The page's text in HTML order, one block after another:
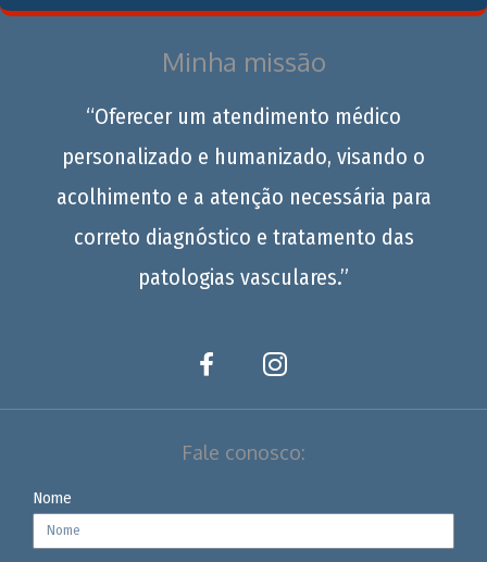
Minha missão
“Oferecer um atendimento médico
personalizado e humanizado, visando o
acolhimento e a atenção necessária para
correto diagnóstico e tratamento das
patologias vasculares.”
Fale conosco:
Nome